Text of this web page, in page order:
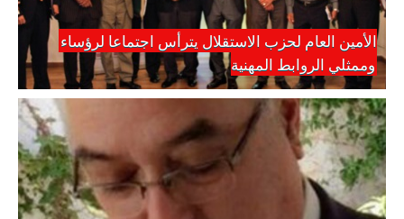
الأمين العام لحزب الاستقلال يترأس اجتماعا لرؤساء
وممثلي الروابط المهنية